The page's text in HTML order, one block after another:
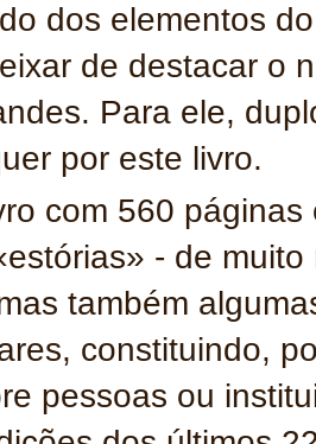
dos elementos
de destacar o
Para ele,
por este livro.
com 560
- de
também
constituindo,
pessoas ou